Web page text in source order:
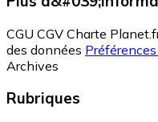
CGU CGV Charte
des données
Archives
Rubriques